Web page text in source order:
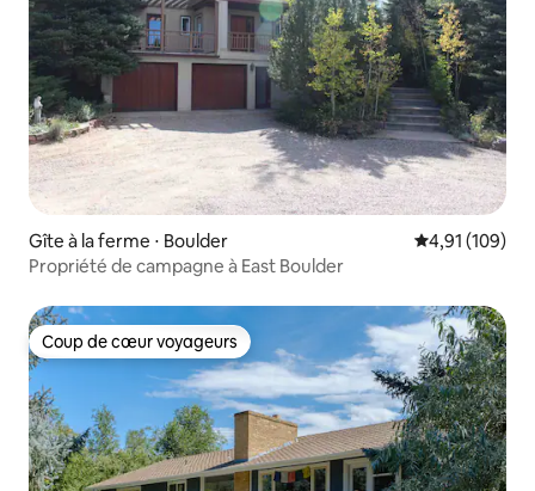
Gîte à la ferme ⋅ Boulder Évaluation
4,91 (109)
Propriété de campagne à East Boulder
Coup de cœur voyageurs
Coup de cœur voyageurs